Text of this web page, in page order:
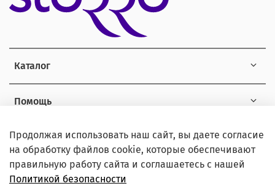
Каталог
Помощь
Информация
Продолжая использовать наш сайт, вы даете согласие
на обработку файлов cookie, которые обеспечивают
правильную работу сайта и соглашаетесь с нашей
Политикой безопасности